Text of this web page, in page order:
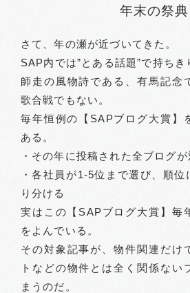
年末の祭典
さて、年の瀬が近づいてきた。
SAP内では”とある話題”で持ちき
師走の風物詩である、有馬記念
歌合戦でもない。
毎年恒例の【SAPブログ大賞】
ある。
・その年に投稿された全ブログが
・各社員が1-5位まで選び、順
り分ける
実はこの【SAPブログ大賞】毎
をよんでいる。
その対象記事が、物件関連だけ
トなどの物件とは全く関係ない
まうのだ。